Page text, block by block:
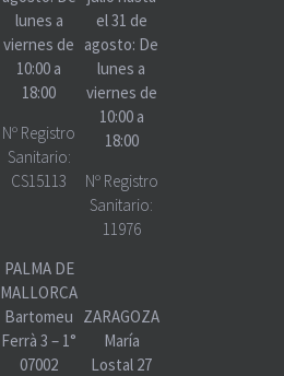
lunes a
viernes de
10:00 a
18:00
Nº Registro
Sanitario:
CS15113
PALMA DE
MALLORCA
Bartomeu
Ferrà 3 – 1°
07002
el 31 de
agosto: De
lunes a
viernes de
10:00 a
18:00
Nº Registro
Sanitario:
11976
ZARAGOZA
María
Lostal 27